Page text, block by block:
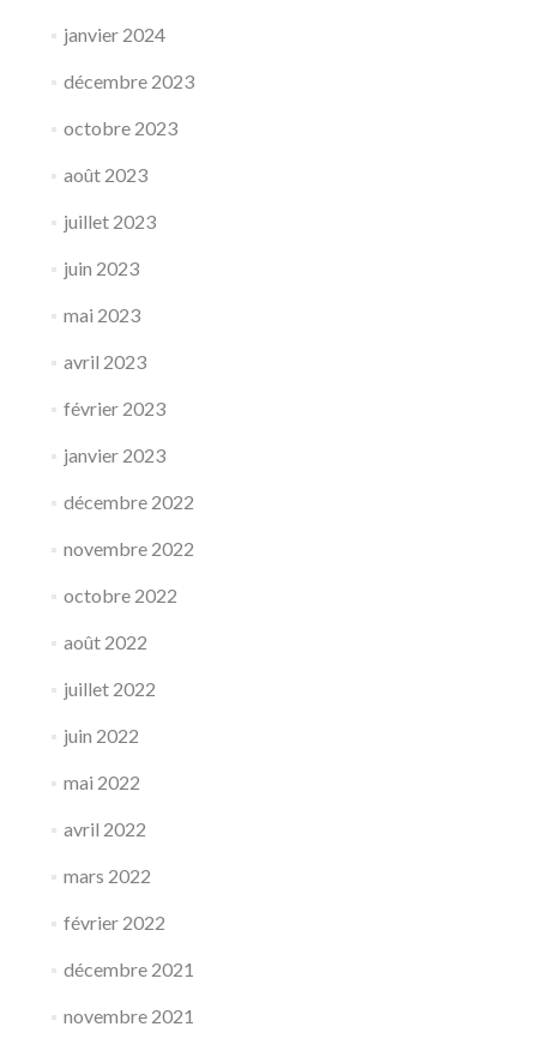
janvier 2024
décembre 2023
octobre 2023
août 2023
juillet 2023
juin 2023
mai 2023
avril 2023
février 2023
janvier 2023
décembre 2022
novembre 2022
octobre 2022
août 2022
juillet 2022
juin 2022
mai 2022
avril 2022
mars 2022
février 2022
décembre 2021
novembre 2021